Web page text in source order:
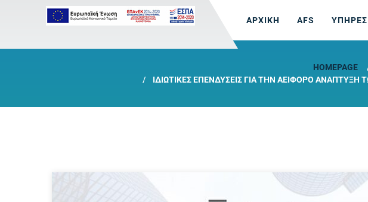
ΑΡΧΙΚΗ AFS
HOMEPAGE
ΙΔΙΩΤΙΚΈΣ ΕΠΕΝΔΎΣΕΙΣ ΓΙΑ ΤΗΝ ΑΕΙΦΌΡΟ